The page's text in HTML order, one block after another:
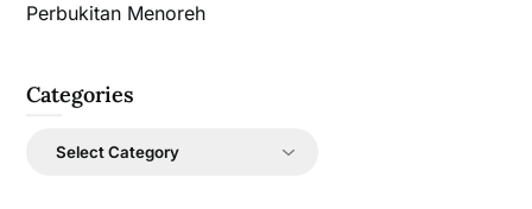
Perbukitan Menoreh
Categories
Categories